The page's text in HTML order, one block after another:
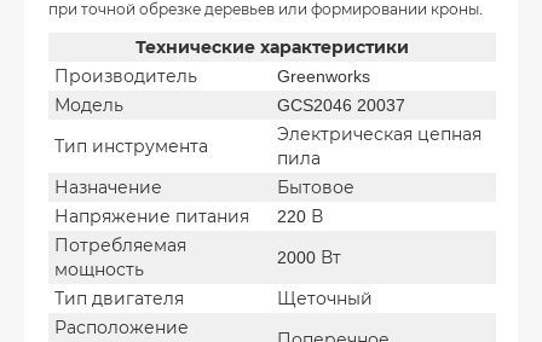
при точной обрезке деревьев или формировании кроны.
Технические характеристики
Производитель
Greenworks
Модель
GCS2046 20037
Тип инструмента
Электрическая цепная
пила
Назначение
Бытовое
Напряжение питания
220 В
Потребляемая
мощность
2000 Вт
Тип двигателя
Щеточный
Расположение